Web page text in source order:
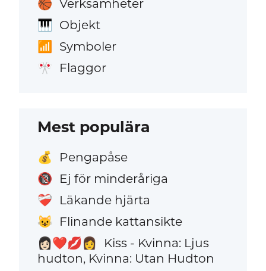
🏀 Verksamheter
🎹 Objekt
📶 Symboler
🎌 Flaggor
Mest populära
💰 Pengapåse
🔞 Ej för minderåriga
❤️‍🩹 Läkande hjärta
😺 Flinande kattansikte
👩🏻‍❤️‍💋‍👩
Kiss - Kvinna: Ljus
hudton, Kvinna: Utan Hudton